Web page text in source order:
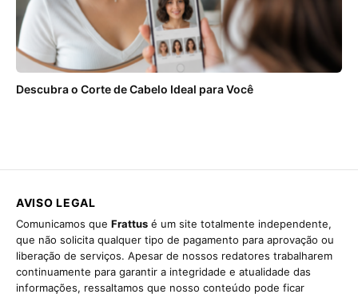
Descubra o Corte de Cabelo Ideal para Você
AVISO LEGAL
Comunicamos que Frattus é um site totalmente independente,
que não solicita qualquer tipo de pagamento para aprovação ou
liberação de serviços. Apesar de nossos redatores trabalharem
continuamente para garantir a integridade e atualidade das
informações, ressaltamos que nosso conteúdo pode ficar